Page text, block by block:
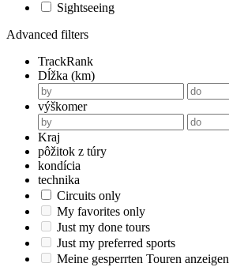
Sightseeing
Advanced filters
TrackRank
Dĺžka (km)
výškomer
Kraj
pôžitok z túry
kondícia
technika
Circuits only
My favorites only
Just my done tours
Just my preferred sports
Meine gesperrten Touren anzeigen